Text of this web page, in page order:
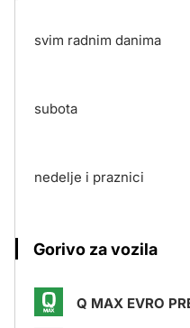
svim radnim danima
subota
nedelje i praznici
Gorivo za vozila
Q MAX EVRO